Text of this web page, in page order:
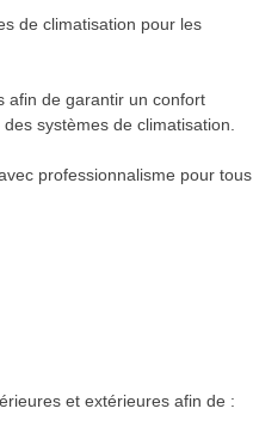
de climatisation pour les
afin de garantir un confort
systèmes de climatisation.
professionnalisme pour tous
et extérieures afin de :